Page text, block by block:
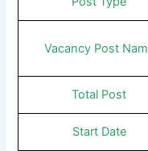
Vacancy Post
Total Post
Start Date